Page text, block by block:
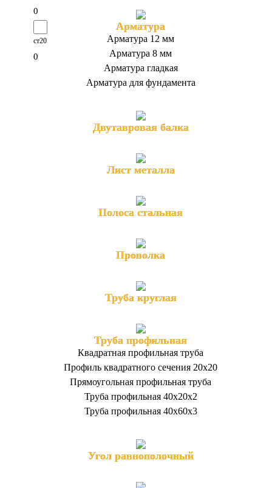
0
ст20
0
Арматура
Арматура 12 мм
Арматура 8 мм
Арматура гладкая
Арматура для фундамента
Двутавровая балка
Лист металла
Полоса стальная
Проволка
Труба круглая
Труба профильная
Квадратная профильная труба
Профиль квадратного сечения 20х20
Прямоугольная профильная труба
Труба профильная 40х20х2
Труба профильная 40х60х3
Угол равнополочный